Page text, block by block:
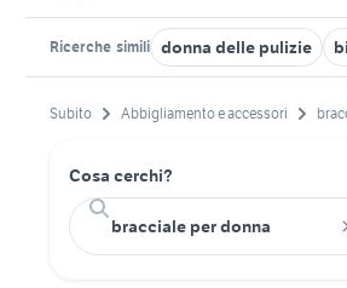
Ricerche simili donna delle pulizie
Subito Abbigliamento e accessori
Cosa cerchi?